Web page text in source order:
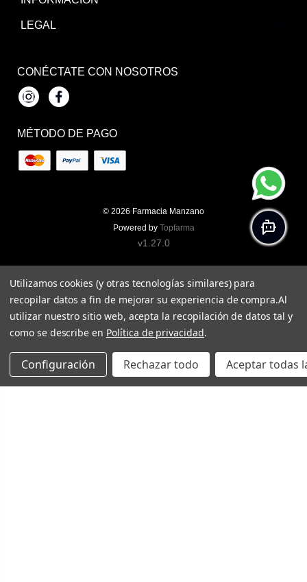
LEGAL
CONÉCTATE CON NOSOTROS
InstagramFacebook
MÉTODO DE PAGO
© 2026 Farmacia Manzano
Powered by Topfarma
v1.27.0
Utilizamos cookies (y otras tecnologías similares) para
recopilar datos a fin de mejorar su experiencia de compra.Al
utilizar nuestro sitio web, acepta la recopilación de datos tal y
como se describe en Política de privacidad.
Configuración Rechazar todo Aceptar todas